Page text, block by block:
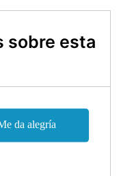
sobre esta